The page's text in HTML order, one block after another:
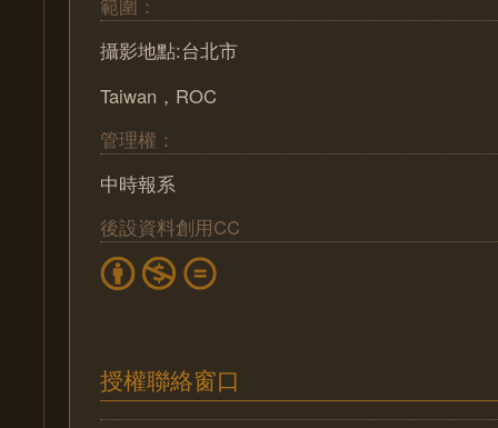
範圍：
攝影地點:台北市
Taiwan，ROC
管理權：
中時報系
後設資料創用CC
授權聯絡窗口